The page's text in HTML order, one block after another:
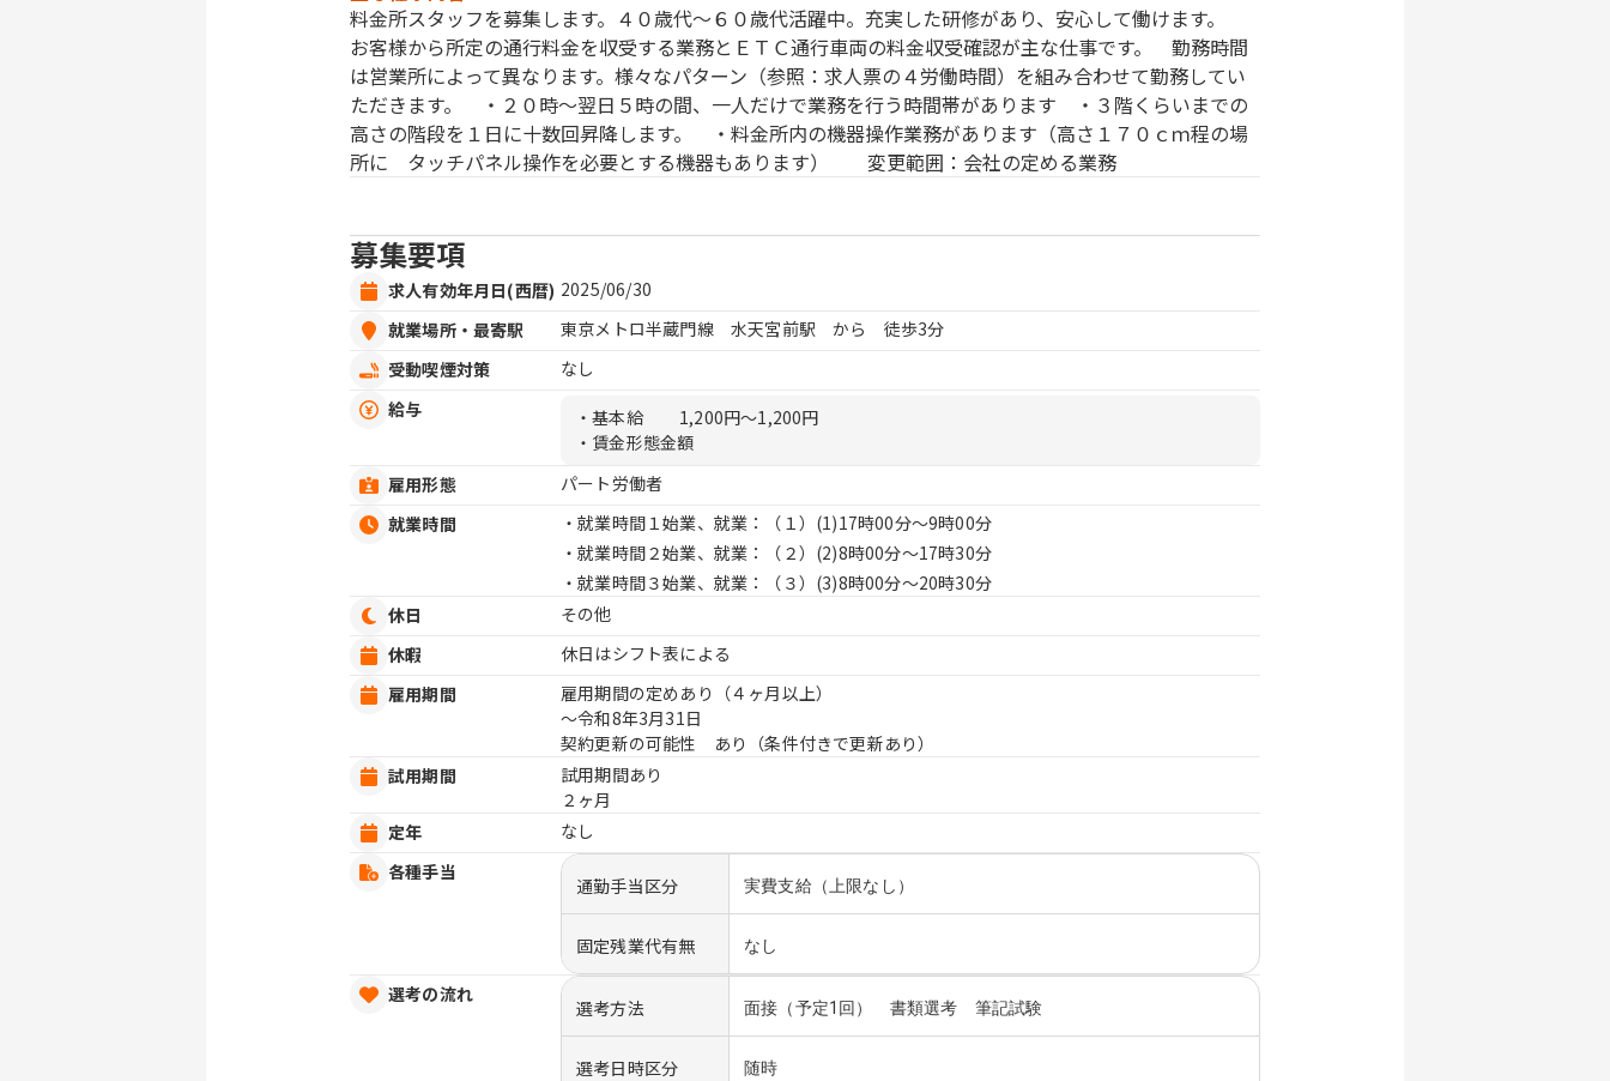
料金所スタッフを募集します。４０歳代〜６０歳代活躍中。充実した研修があり、安心して働けます。
お客様から所定の通行料金を収受する業務とＥＴＣ通行車両の料金収受確認が主な仕事です。 勤務時間
は営業所によって異なります。様々なパターン（参照：求人票の４労働時間）を組み合わせて勤務してい
ただきます。 ・２０時〜翌日５時の間、一人だけで業務を行う時間帯があります ・３階くらいまでの
高さの階段を１日に十数回昇降します。 ・料金所内の機器操作業務があります（高さ１７０ｃｍ程の場
所に タッチパネル操作を必要とする機器もあります） 変更範囲：会社の定める業務
募集要項
求人有効年月日(西暦) 2025/06/30
就業場所・最寄駅
東京メトロ半蔵門線 水天宮前駅 から 徒歩3分
受動喫煙対策
なし
給与
・基本給
1,200円〜1,200円
・賃金形態金額
雇用形態
パート労働者
就業時間
・就業時間１始業、就業：（１） (1)17時00分〜9時00分
・就業時間２始業、就業：（２） (2)8時00分〜17時30分
・就業時間３始業、就業：（３） (3)8時00分〜20時30分
休日
その他
休暇
休日はシフト表による
雇用期間
雇用期間の定めあり（４ヶ月以上）
〜令和8年3月31日
契約更新の可能性 あり（条件付きで更新あり）
試用期間
試用期間あり
２ヶ月
定年
なし
各種手当
通勤手当区分 実費支給（上限なし）
固定残業代有無 なし
選考の流れ
選考方法 面接（予定1回） 書類選考 筆記試験
選考日時区分 随時